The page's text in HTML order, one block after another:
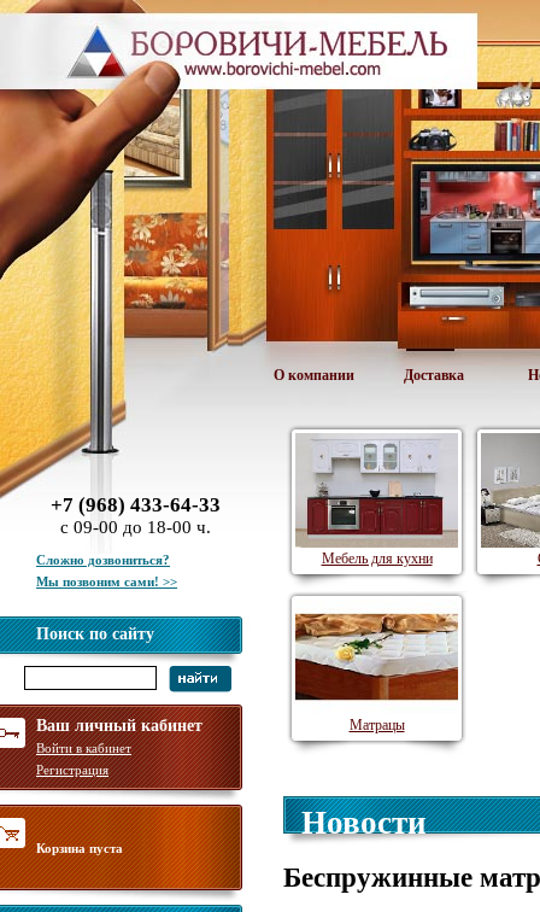
О компании Доставка
+7 (968) 433-64-33
с 09-00 до 18-00 ч.
Сложно дозвониться?
Мы позвоним сами! >>
Поиск по сайту
Ваш личный кабинет
Войти в кабинет
Регистрация
Корзина пуста
Мебель для кухни
Матрацы
Новости
Беспружинные